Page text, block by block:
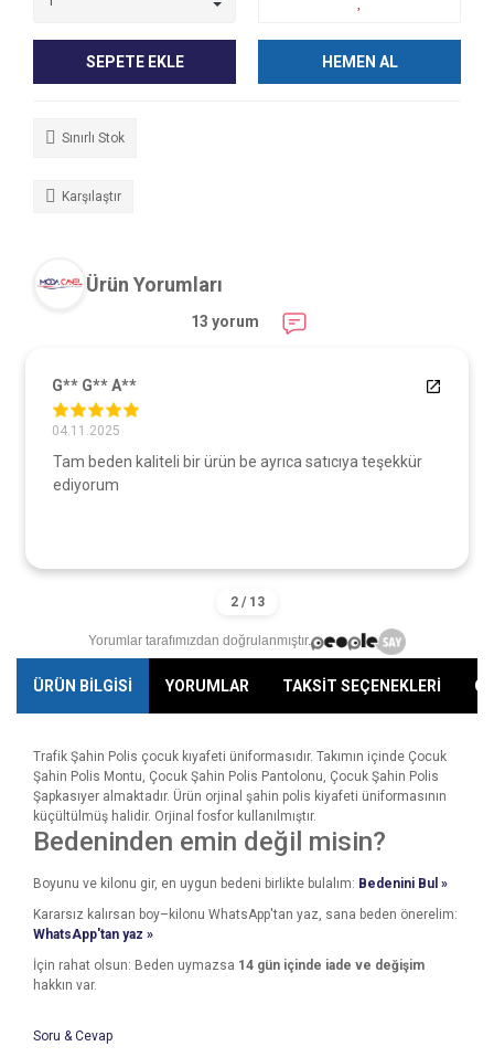
SEPETE EKLE HEMEN AL
Sınırlı Stok
Karşılaştır
Ürün Yorumları
13 yorum
G** G** A**
04.11.2025
Tam beden kaliteli bir ürün be ayrıca satıcıya teşekkür
ediyorum
Yorumlar tarafımızdan doğrulanmıştır.
ÜRÜN BİLGİSİ YORUMLAR TAKSİT SEÇENEKLERİ
Trafik Şahin Polis çocuk kıyafeti üniformasıdır. Takımın içinde Çocuk
Şahin Polis Montu, Çocuk Şahin Polis Pantolonu, Çocuk Şahin Polis
Şapkasıyer almaktadır. Ürün orjinal şahin polis kiyafeti üniformasının
küçültülmüş halidir. Orjinal fosfor kullanılmıştır.
Bedeninden emin değil misin?
Boyunu ve kilonu gir, en uygun bedeni birlikte bulalım: Bedenini Bul »
Kararsız kalırsan boy–kilonu WhatsApp'tan yaz, sana beden önerelim:
WhatsApp'tan yaz »
İçin rahat olsun: Beden uymazsa 14 gün içinde iade ve değişim
hakkın var.
Soru & Cevap